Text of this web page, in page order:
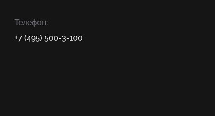
Телефон:
+7 (495) 500-3-100